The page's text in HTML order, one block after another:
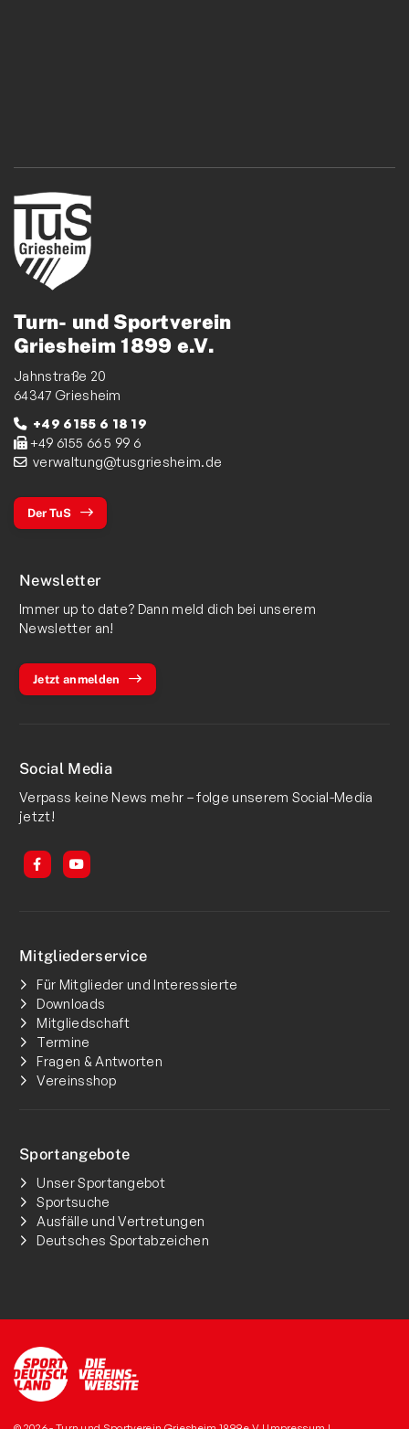
Turn- und Sportverein
Griesheim 1899 e.V.
Jahnstraße 20
64347 Griesheim
+49 6155 6 18 19
+49 6155 66 5 99 6
verwaltung@tusgriesheim.de
Der TuS
Newsletter
Immer up to date? Dann meld dich bei unserem
Newsletter an!
Jetzt anmelden
Social Media
Verpass keine News mehr – folge unserem Social-Media
jetzt!
Mitgliederservice
Für Mitglieder und Interessierte
Downloads
Mitgliedschaft
Termine
Fragen & Antworten
Vereinsshop
Sportangebote
Unser Sportangebot
Sportsuche
Ausfälle und Vertretungen
Deutsches Sportabzeichen